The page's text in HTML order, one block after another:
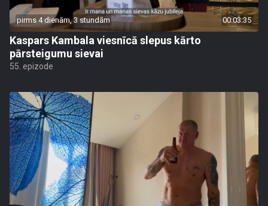
pirms 4 dienām, 3 stundām 00:03:35
Kaspars Kambala viesnīcā slepus kārto
pārsteigumu sievai
55. epizode